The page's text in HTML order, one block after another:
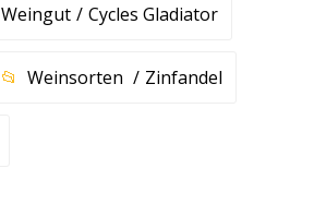
Weingut Cycles Gladiator
Weinsorten Zinfandel